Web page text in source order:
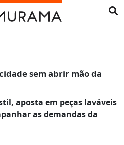
sem abrir mão da
aposta em peças laváveis
as demandas da